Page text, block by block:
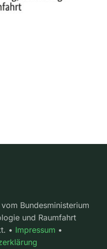
Bundesministerium
und Raumfahrt
• Impressum •